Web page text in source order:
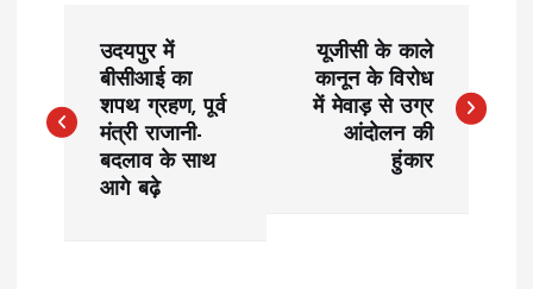
s
उदयपुर में
बीसीआई का
शपथ ग्रहण, पूर्व
मंत्री राजानी-
बदलाव के साथ
आगे बढ़े
यूजीसी के काले
कानून के विरोध
में मेवाड़ से उग्र
आंदोलन की
हुंकार